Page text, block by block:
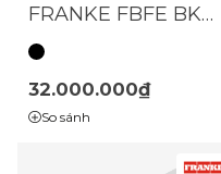
FRANKE FBFE BK
MATT A72
32.000.000₫
So sánh